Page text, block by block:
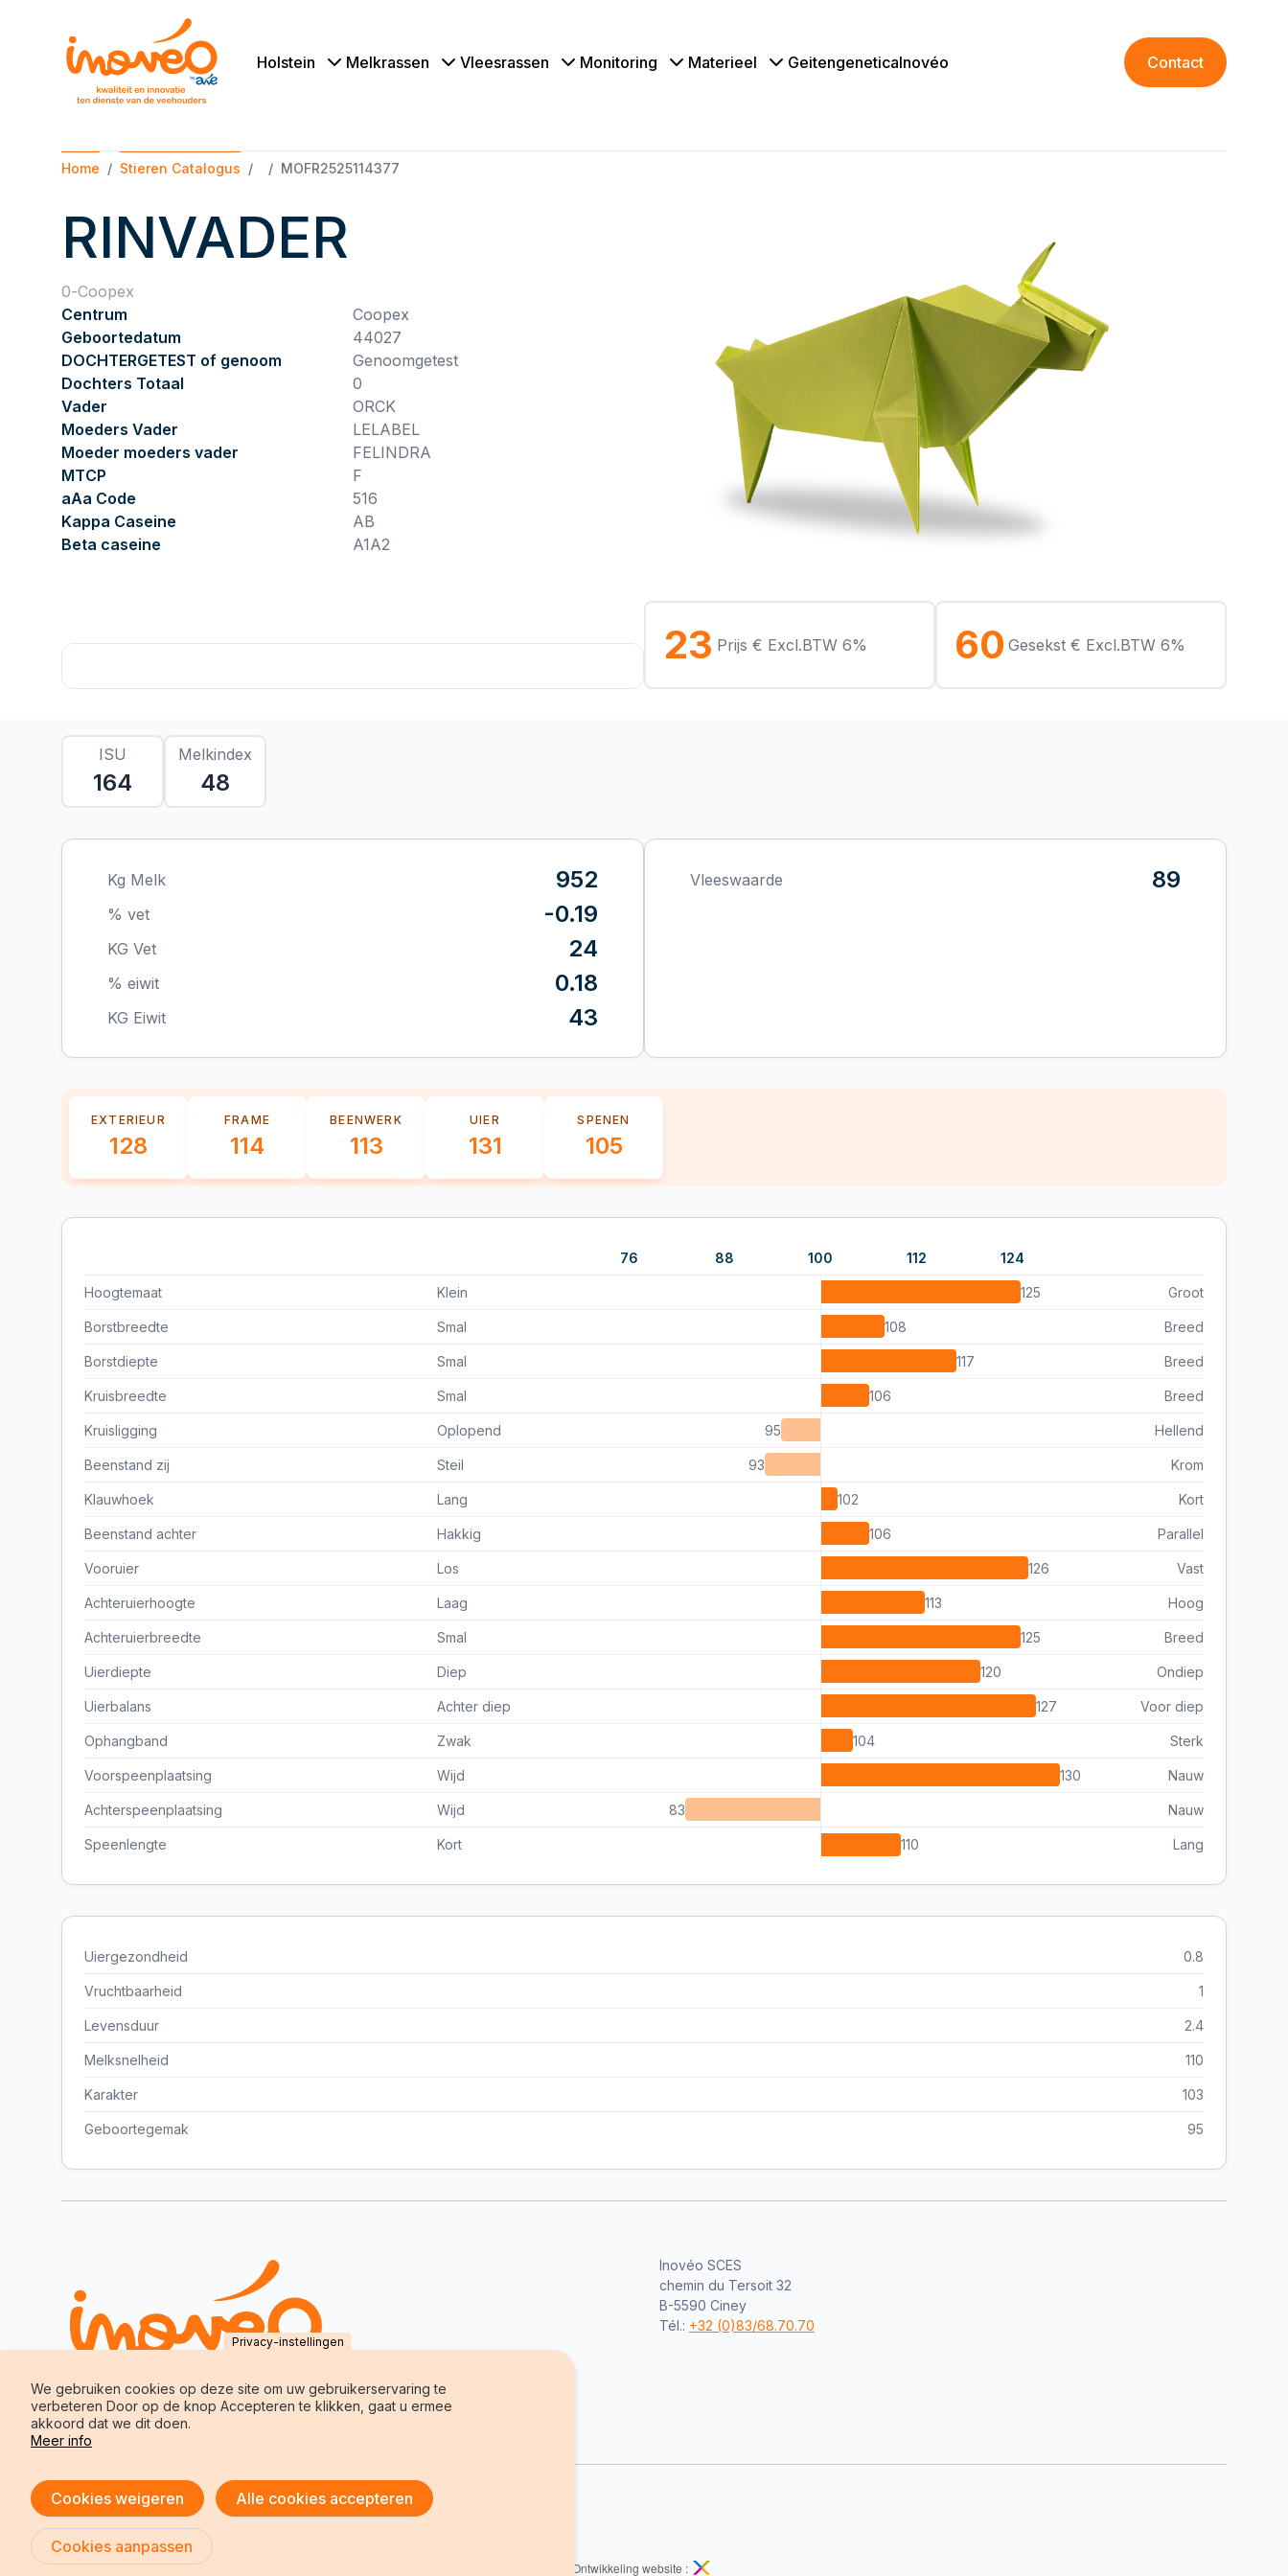
Holstein Melkrassen Vleesrassen Monitoring Materieel GeitengeneticaInovéo Contact
Home Stieren Catalogus MOFR2525114377
RINVADER
0 Coopex
Centrum
Coopex
Geboortedatum
44027
DOCHTERGETEST of genoom
Genoomgetest
Dochters Totaal
0
Vader
ORCK
Moeders Vader
LELABEL
Moeder moeders vader
FELINDRA
MTCP
F
aAa Code
516
Kappa Caseine
AB
Beta caseine
A1A2
23 Prijs € Excl.BTW 6% 60 Gesekst € Excl.BTW 6%
ISU
164
Melkindex
48
Kg Melk 952
% vet -0.19
KG Vet 24
% eiwit 0.18
KG Eiwit 43
Vleeswaarde 89
EXTERIEUR
128
FRAME
114
BEENWERK
113
UIER
131
SPENEN
105
76 88 100 112 124
Hoogtemaat Klein 125 Groot
Borstbreedte Smal 108 Breed
Borstdiepte Smal 117 Breed
Kruisbreedte Smal 106 Breed
Kruisligging Oplopend 95 Hellend
Beenstand zij Steil 93 Krom
Klauwhoek Lang 102 Kort
Beenstand achter Hakkig 106 Parallel
Vooruier Los 126 Vast
Achteruierhoogte Laag 113 Hoog
Achteruierbreedte Smal 125 Breed
Uierdiepte Diep 120 Ondiep
Uierbalans Achter diep 127 Voor diep
Ophangband Zwak 104 Sterk
Voorspeenplaatsing Wijd 130 Nauw
Achterspeenplaatsing Wijd 83 Nauw
Speenlengte Kort 110 Lang
Uiergezondheid 0.8
Vruchtbaarheid 1
Levensduur 2.4
Melksnelheid 110
Karakter 103
Geboortegemak 95
Inovéo SCES
chemin du Tersoit 32
B-5590 Ciney
Tél.: +32 (0)83/68.70.70
Copyright © Inoveo
Ontwikkeling website :
Privacy-instellingen
We gebruiken cookies op deze site om uw gebruikerservaring te
verbeteren Door op de knop Accepteren te klikken, gaat u ermee
akkoord dat we dit doen.
Meer info
Cookies weigeren Alle cookies accepteren
Cookies aanpassen
Toestemming intrekken